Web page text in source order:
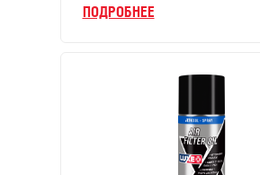
поступающего в двигатель.
ПОДРОБНЕЕ